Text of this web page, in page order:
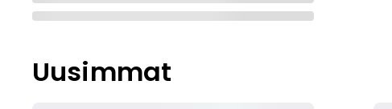
Uusimmat